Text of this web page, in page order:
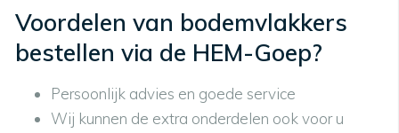
Voordelen van bodemvlakkers
bestellen via de HEM-Goep?
Persoonlijk advies en goede service
Wij kunnen de extra onderdelen ook voor u